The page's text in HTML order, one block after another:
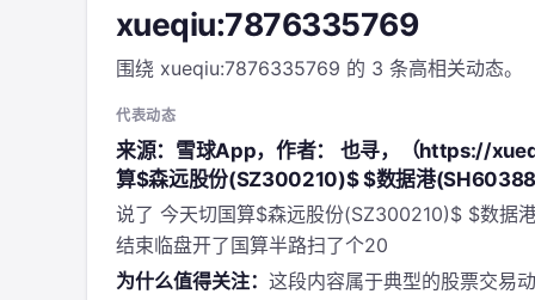
xueqiu:7876335769
围绕 xueqiu:7876335769 的 3 条高相关动态。
代表动态
来源：雪球App，作者： 也寻，（https://
算$森远股份(SZ300210)$ $数据港
说了 今天切国算$森远股份(SZ300210)$ $数
结束临盘开了国算半路扫了个20
为什么值得关注： 这段内容属于典型的股票交易